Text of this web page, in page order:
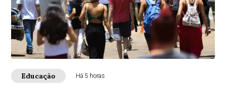
Educação Há 5 horas